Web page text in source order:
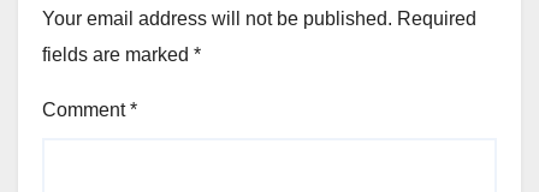
Your email address will not be published. Required
fields are marked *
Comment*